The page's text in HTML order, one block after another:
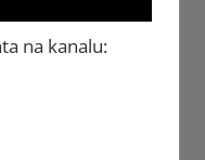
na kanalu: